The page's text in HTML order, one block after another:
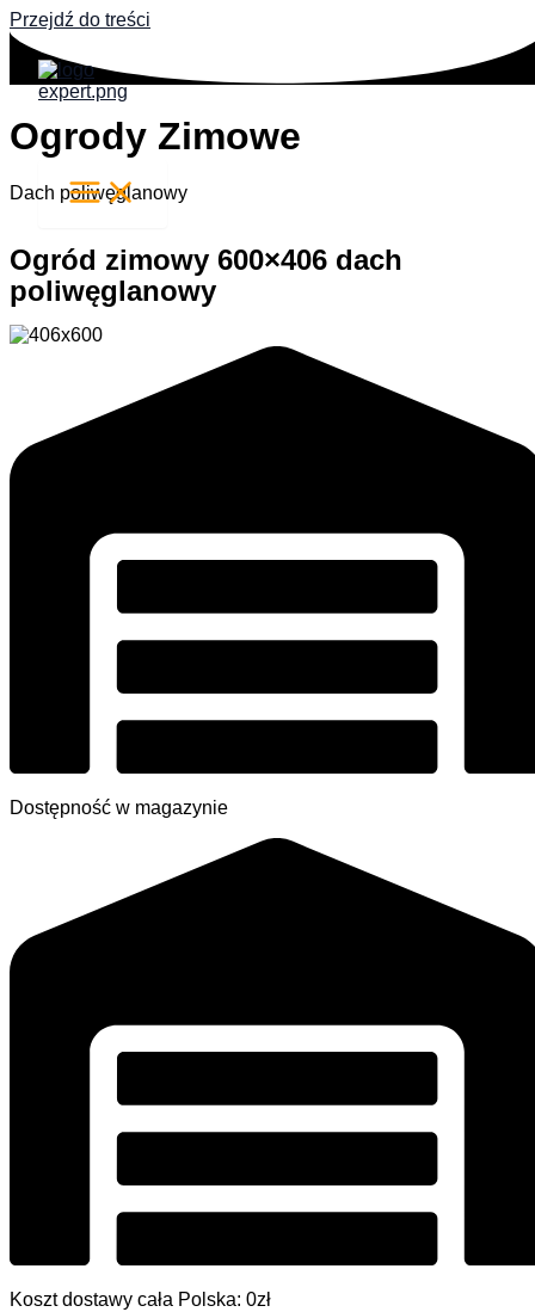
Przejdź do treści
Ogrody Zimowe
Dach poliwęglanowy
Ogród zimowy 600×406 dach
poliwęglanowy
Dostępność w magazynie
Koszt dostawy cała Polska: 0zł